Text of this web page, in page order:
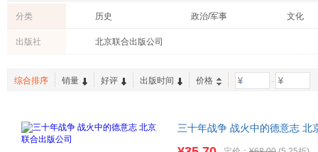
分类 历史 政治/军事
文化
中小学用书
出版社 北京联合出版公司
综合排序 销量 好评 出版时间 价格 -
三十年战争 战火中的德意志 北